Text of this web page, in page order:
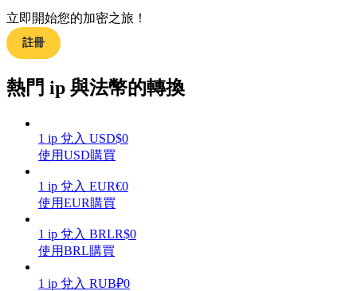
交易策略
學習如何保持盈利
立即開始您的加密之旅！
註冊
熱門 ip 與法幣的轉換
1 ip 兌入 USD$0
使用USD購買
1 ip 兌入 EUR€0
使用EUR購買
1 ip 兌入 BRLR$0
使用BRL購買
1 ip 兌入 RUB₽0